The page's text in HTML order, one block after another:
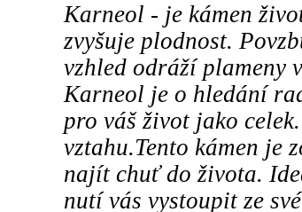
Karneol - je kámen
zvyšuje plodnost.
vzhled odráží plameny
Karneol je o hledání
pro váš život jako
vztahu.Tento kámen je
najít chuť do života.
nutí vás vystoupit ze